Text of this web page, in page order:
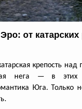
от
крепость над
нега — в этих
Юга.